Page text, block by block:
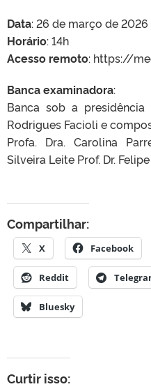
Data: 26 de março de 2026
Horário: 14h
Acesso remoto: https://
Banca examinadora:
Banca sob a
Rodrigues Facioli e
Profa. Dra. Carolina
Silveira Leite Prof. Dr.
Compartilhar:
X Facebook
Reddit
Bluesky
Curtir isso: